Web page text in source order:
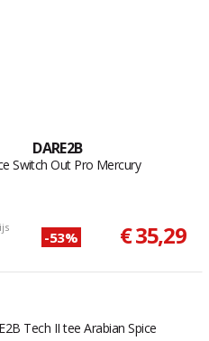
DARE2B
Switch Out Pro Mercury
-53% € 35,29